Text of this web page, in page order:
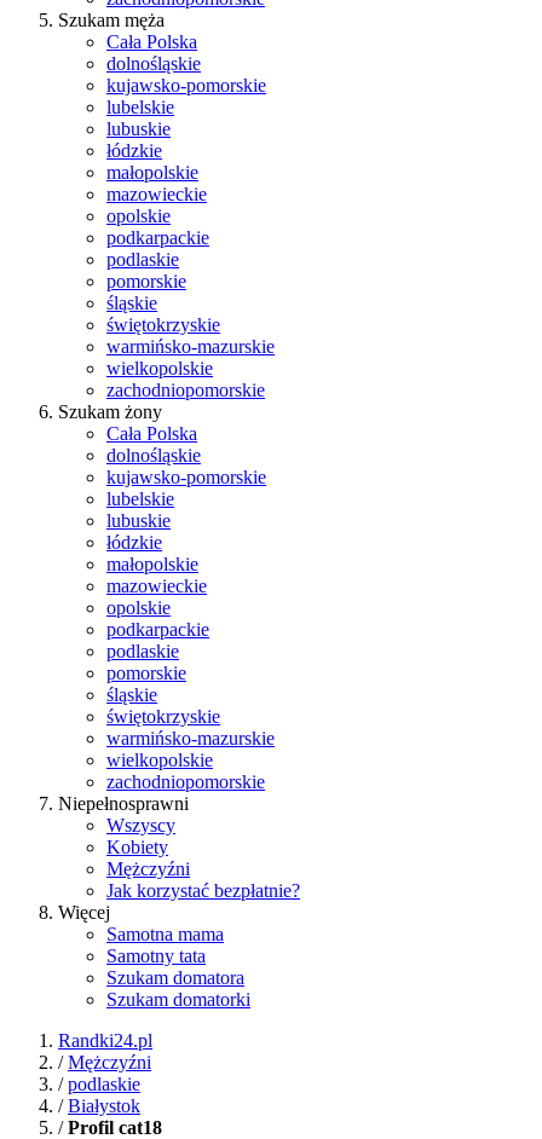
Szukam męża
Cała Polska
dolnośląskie
kujawsko-pomorskie
lubelskie
lubuskie
łódzkie
małopolskie
mazowieckie
opolskie
podkarpackie
podlaskie
pomorskie
śląskie
świętokrzyskie
warmińsko-mazurskie
wielkopolskie
zachodniopomorskie
Szukam żony
Cała Polska
dolnośląskie
kujawsko-pomorskie
lubelskie
lubuskie
łódzkie
małopolskie
mazowieckie
opolskie
podkarpackie
podlaskie
pomorskie
śląskie
świętokrzyskie
warmińsko-mazurskie
wielkopolskie
zachodniopomorskie
Niepełnosprawni
Wszyscy
Kobiety
Mężczyźni
Jak korzystać bezpłatnie?
Więcej
Samotna mama
Samotny tata
Szukam domatora
Szukam domatorki
Randki24.pl
/Mężczyźni
/podlaskie
/Białystok
/Profil cat18